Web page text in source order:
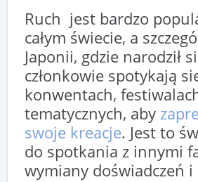
Ruch jest bardzo
całym świecie, a
Japonii, gdzie narodził
członkowie spotykają
konwentach,
tematycznych, aby
swoje kreacje. Jest to
do spotkania z innymi
wymiany doświadczeń i